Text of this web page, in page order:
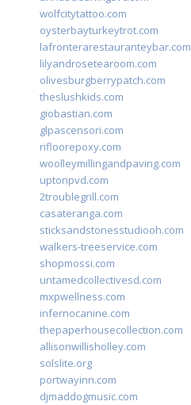
wolfcitytattoo.com
oysterbayturkeytrot.com
lafronterarestauranteybar.com
lilyandrosetearoom.com
olivesburgberrypatch.com
theslushkids.com
giobastian.com
glpascensori.com
rifloorepoxy.com
woolleymillingandpaving.com
uptonpvd.com
2troublegrill.com
casateranga.com
sticksandstonesstudiooh.com
walkers-treeservice.com
shopmossi.com
untamedcollectivesd.com
mxpwellness.com
infernocanine.com
thepaperhousecollection.com
allisonwillisholley.com
solslite.org
portwayinn.com
djmaddogmusic.com